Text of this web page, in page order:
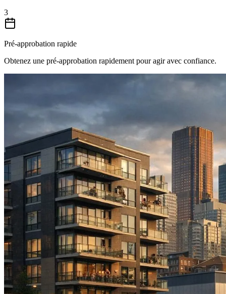
3
Pré-approbation rapide
Obtenez une pré-approbation rapidement pour agir avec confiance.